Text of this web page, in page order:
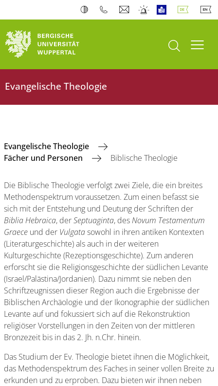
Suche öffnen
Evangelische Theologie
Evangelische Theologie
Fächer und Personen
Biblische Theologie
Die Biblische Theologie verfolgt zwei Ziele, die ein breites
Methodenspektrum voraussetzen. Zum einen befasst sie
sich mit der Entstehung und Deutung der Schriften der
Biblia Hebraica, derSeptuaginta, desNovum Testamentum
Graece und der Vulgatasowohl in ihren antiken Kontexten
(Literaturgeschichte) als auch in der weiteren
Kulturgeschichte (Rezeptionsgeschichte). Zum anderen
erforscht sie die Religionsgeschichte der südlichen Levante
(Israel/Palästina/Jordanien). Dazu nimmt sie neben den
Schriftzeugnissen dieser Region auch die Ergebnisse der
Biblischen Archäologie und der Ikonographie der südlichen
Levante auf und fokussiert sich auf die Rekonstruktion
religiöser Vorstellungen in den Zeiten von der mittleren
Bronzezeit bis in das 2. Jh. n.Chr. hinein.
Das Studium der Ev. Theologie bietet ihnen die Möglichkeit,
das Methodenspektrum des Faches in seiner vollen Breite zu
erkunden und zu erproben. Dazu bieten wir ihnen neben